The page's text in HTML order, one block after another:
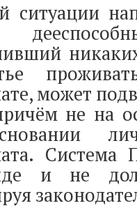
ситуации
может
не на
Система
и не